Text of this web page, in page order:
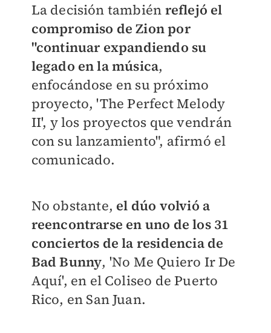
La decisión también reflejó el
compromiso de Zion por
"continuar expandiendo su
legado en la música,
enfocándose en su próximo
proyecto, 'The Perfect Melody
II', y los proyectos que vendrán
con su lanzamiento", afirmó el
comunicado.
No obstante, el dúo volvió a
reencontrarse en uno de los 31
conciertos de la residencia de
Bad Bunny, 'No Me Quiero Ir De
Aquí', en el Coliseo de Puerto
Rico, en San Juan.